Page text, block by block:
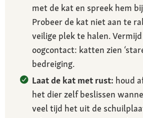
met de kat en spreek hem
Probeer de kat niet aan te
veilige plek te halen.
oogcontact: katten zien
bedreiging.
Laat de kat met rust: houd
het dier zelf beslissen
veel tijd het uit de